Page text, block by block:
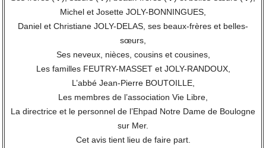
Michel et Josette JOLY-BONNINGUES,
Daniel et Christiane JOLY-DELAS, ses beaux-frères et belles-
sœurs,
Ses neveux, nièces, cousins et cousines,
Les familles FEUTRY-MASSET et JOLY-RANDOUX,
L’abbé Jean-Pierre BOUTOILLE,
Les membres de l’association Vie Libre,
La directrice et le personnel de l’Ehpad Notre Dame de Boulogne
sur Mer.
Cet avis tient lieu de faire part.